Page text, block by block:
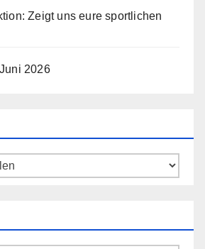
Zeigt uns eure sportlichen
2026